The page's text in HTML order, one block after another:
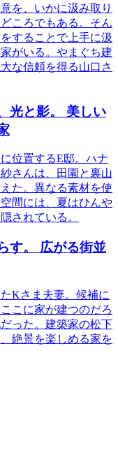
を、いかに汲み取り
ころでもある。そん
することで上手に汲
がいる。やまぐち建
な信頼を得る山口さ
光と影。 美しい
位置するE邸。ハナ
さんは、田園と裏山
た。異なる素材を使
間には、夏はひんや
されている。
す。 広がる街並
Kさま夫妻。候補に
こに家が建つのだろ
った。建築家の松下
絶景を楽しめる家を